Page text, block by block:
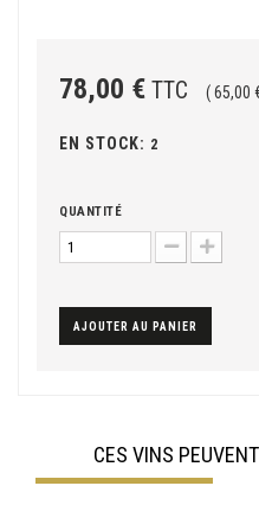
78,00 € TTC ( 65,00
EN STOCK: 2
QUANTITÉ
AJOUTER AU PANIER
CES VINS